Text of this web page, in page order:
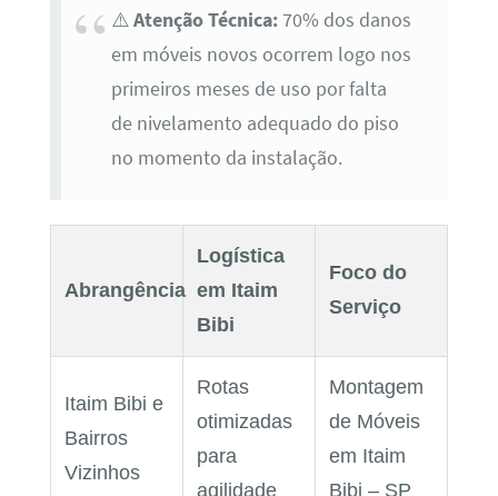
⚠️Atenção Técnica:70% dos danos
em móveis novos ocorrem logo nos
primeiros meses de uso por falta
de nivelamento adequado do piso
no momento da instalação.
Abrangência
Logística
em Itaim
Bibi
Foco do
Serviço
Itaim Bibi e
Bairros
Vizinhos
Rotas
otimizadas
para
agilidade
Montagem
de Móveis
em Itaim
Bibi – SP